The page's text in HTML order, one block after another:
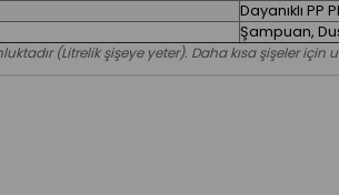
Dayanıklı PP
Şampuan,
(Litrelik şişeye yeter). Daha kısa şişeler